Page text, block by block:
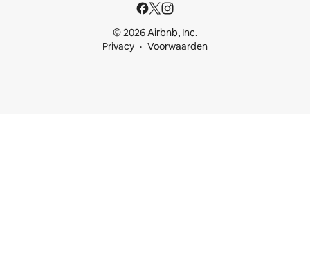
© 2026 Airbnb, Inc.
Privacy
Voorwaarden